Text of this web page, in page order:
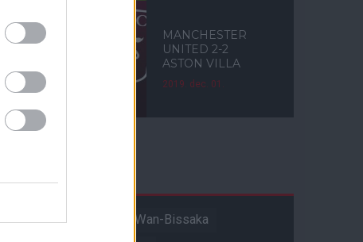
MANCHESTER
UNITED 2-2
ASTON VILLA
2019. dec. 01.
A hangadó Aaron Wan-Bissaka